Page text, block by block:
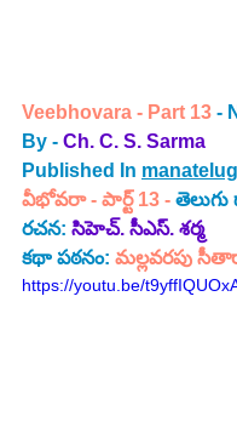
Veebhovara - Part 13 -
By - Ch. C. S. Sarma
Published In
వీభోవరా - పార్ట్ 13 -
రచన: సిహెచ్. సీఎస్. శర్మ
కథా పఠనం: మల్లవరపు
https://youtu.be/